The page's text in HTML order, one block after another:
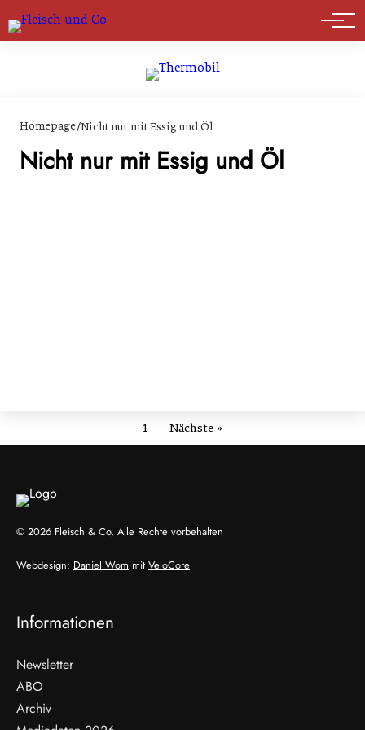
Marktführer
Homepage/Nicht nur mit Essig und Öl
Nicht nur mit Essig und Öl
25. Mai 2017
1 Nächste »
© 2026 Fleisch & Co, Alle Rechte vorbehalten
Webdesign: Daniel Wom mit VeloCore
Informationen
Newsletter
ABO
Archiv